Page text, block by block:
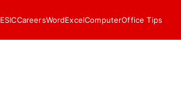
ESICCareersWordExcelComputerOffice Tips